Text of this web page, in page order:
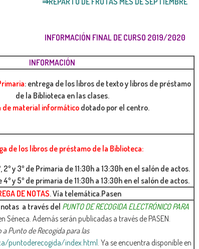
INFORMACIÓN FINAL DE CURSO 2019/2020
INFORMACIÓN
: entrega de los libros de texto y libros de préstamo
de la Biblioteca en las clases.
de material informático dotado por el centro.
de los libros de préstamo de la Biblioteca:
y 3º de Primaria de 11:30h a 13:30h en el salón de actos.
y 5º de primaria de 11:30h a 13:30h en el salón de actos.
DE NOTAS. Vía telemática.Pasen
a través del PUNTO DE RECOGIDA ELECTRÓNICO PARA
Séneca. Además serán publicadas a través de PASEN.
a Punto de Recogida para las
puntoderecogida/index.html . Ya se encuentra disponible en